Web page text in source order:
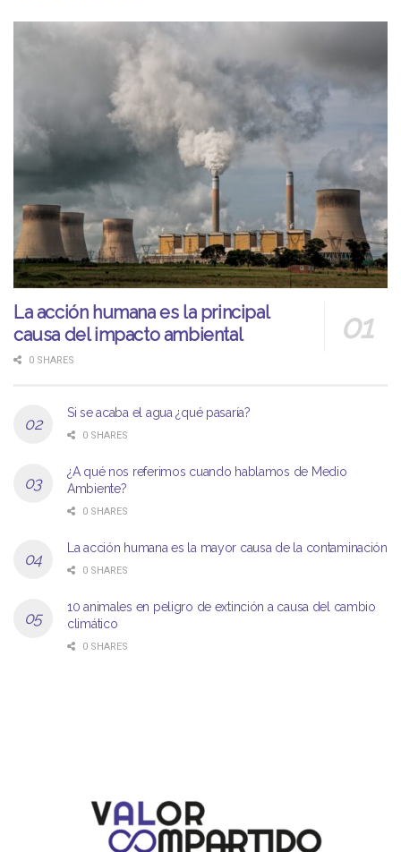
La acción humana es la principal
causa del impacto ambiental
0 SHARES
Si se acaba el agua ¿qué pasaría?
0 SHARES
¿A qué nos referimos cuando hablamos de Medio
Ambiente?
0 SHARES
La acción humana es la mayor causa de la contaminación
0 SHARES
10 animales en peligro de extinción a causa del cambio
climático
0 SHARES